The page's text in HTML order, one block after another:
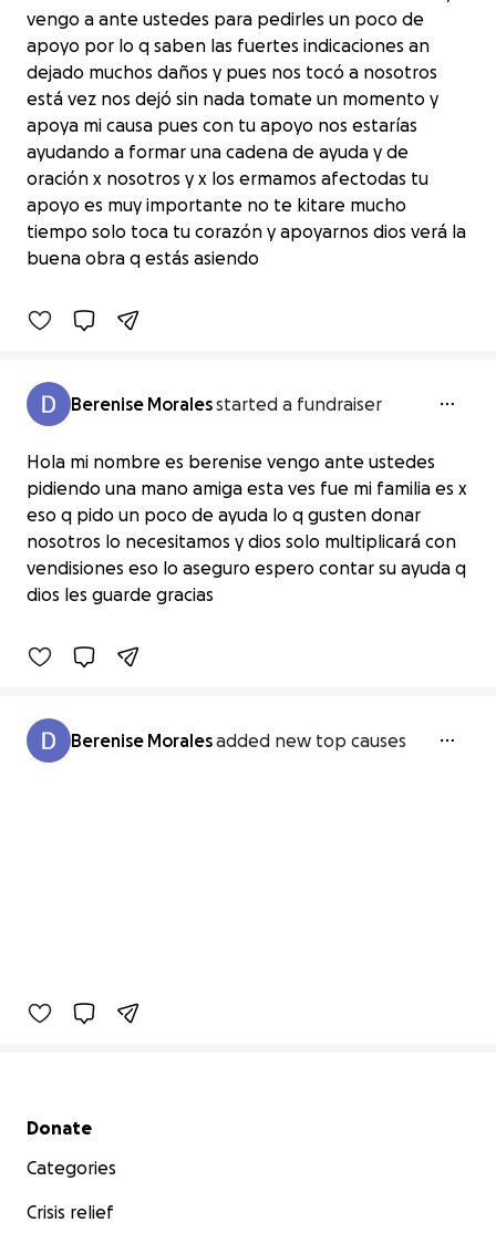
vengo a ante ustedes para pedirles un poco de
apoyo por lo q saben las fuertes indicaciones an
dejado muchos daños y pues nos tocó a nosotros
está vez nos dejó sin nada tomate un momento y
apoya mi causa pues con tu apoyo nos estarías
ayudando a formar una cadena de ayuda y de
oración x nosotros y x los ermamos afectodas tu
apoyo es muy importante no te kitare mucho
tiempo solo toca tu corazón y apoyarnos dios verá la
buena obra q estás asiendo
Unidos asemos la diferencia
$0 raised
Berenise Moralesstarted a fundraiser
Hola mi nombre es berenise vengo ante ustedes
pidiendo una mano amiga esta ves fue mi familia es x
eso q pido un poco de ayuda lo q gusten donar
nosotros lo necesitamos y dios solo multiplicará con
vendisiones eso lo aseguro espero contar su ayuda q
dios les guarde gracias
Por las afectaciones que dejaron las
$0 raised
Berenise Moralesadded new top causes
Secondary menu
Donate
Categories
Crisis relief